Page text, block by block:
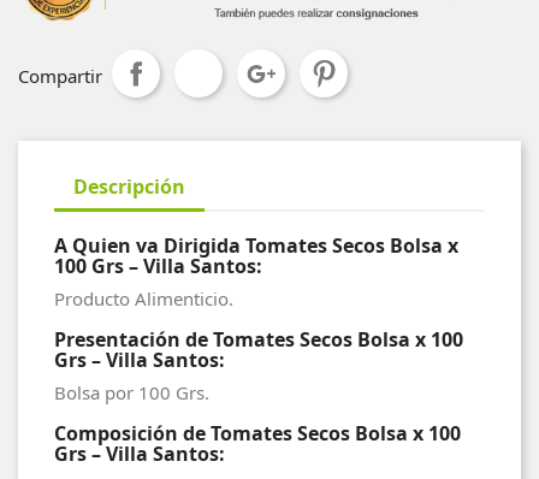
Compartir
Descripción
A Quien va Dirigida Tomates Secos Bolsa x
100 Grs – Villa Santos:
Producto Alimenticio.
Presentación de Tomates Secos Bolsa x 100
Grs – Villa Santos:
Bolsa por 100 Grs.
Composición de Tomates Secos Bolsa x 100
Grs – Villa Santos: